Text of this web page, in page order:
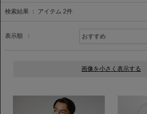
検索結果 ： アイテム 2件
表示順 ：